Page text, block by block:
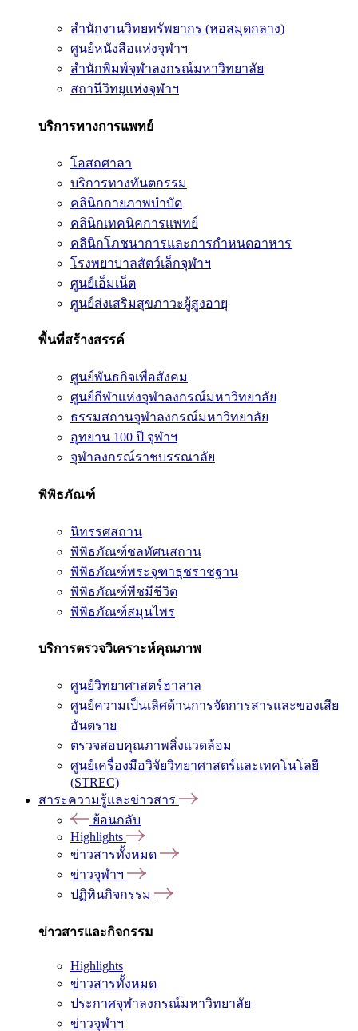
สำนักงานวิทยทรัพยากร (หอสมุดกลาง)
ศูนย์หนังสือแห่งจุฬาฯ
สำนักพิมพ์จุฬาลงกรณ์มหาวิทยาลัย
สถานีวิทยุแห่งจุฬาฯ
บริการทางการแพทย์
โอสถศาลา
บริการทางทันตกรรม
คลินิกกายภาพบำบัด
คลินิกเทคนิคการแพทย์
คลินิกโภชนาการและการกำหนดอาหาร
โรงพยาบาลสัตว์เล็กจุฬาฯ
ศูนย์เอ็มเน็ต
ศูนย์ส่งเสริมสุขภาวะผู้สูงอายุ
พื้นที่สร้างสรรค์
ศูนย์พันธกิจเพื่อสังคม
ศูนย์กีฬาแห่งจุฬาลงกรณ์มหาวิทยาลัย
ธรรมสถานจุฬาลงกรณ์มหาวิทยาลัย
อุทยาน 100 ปี จุฬาฯ
จุฬาลงกรณ์ราชบรรณาลัย
พิพิธภัณฑ์
นิทรรศสถาน
พิพิธภัณฑ์ชลทัศนสถาน
พิพิธภัณฑ์พระจุฑาธุชราชฐาน
พิพิธภัณฑ์พืชมีชีวิต
พิพิธภัณฑ์สมุนไพร
บริการตรวจวิเคราะห์คุณภาพ
ศูนย์วิทยาศาสตร์ฮาลาล
ศูนย์ความเป็นเลิศด้านการจัดการสารและของเสีย
อันตราย
ตรวจสอบคุณภาพสิ่งแวดล้อม
ศูนย์เครื่องมือวิจัยวิทยาศาสตร์และเทคโนโลยี
(STREC)
สาระความรู้และข่าวสาร
ย้อนกลับ
Highlights
ข่าวสารทั้งหมด
ข่าวจุฬาฯ
ปฏิทินกิจกรรม
ข่าวสารและกิจกรรม
Highlights
ข่าวสารทั้งหมด
ประกาศจุฬาลงกรณ์มหาวิทยาลัย
ข่าวจุฬาฯ